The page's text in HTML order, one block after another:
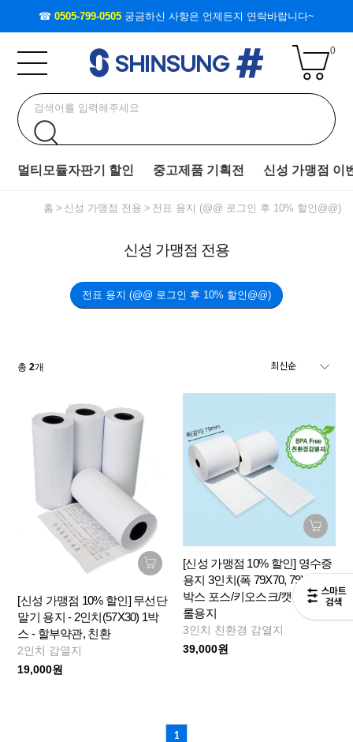
☎ 0505-799-0505 궁금하신 사항은 언제든지 연락바랍니다~
0
멀티모듈자판기 할인 중고제품 기획전 신성 가맹점 이
홈 신성 가맹점 전용 전표 용지 (@@ 로그인 후 10% 할인@@)
신성 가맹점 전용
전표 용지 (@@ 로그인 후 10% 할인@@)
총2개
[신성 가맹점 10% 할인] 무선단
말기 용지 - 2인치(57X30) 1박
스 - 할부약관, 친환
2인치 감열지
19,000원
[신성 가맹점 10% 할인] 영수증
용지 3인치(폭 79X70, 79X80) 1
박스 포스/키오스크/캣단말기
롤용지
3인치 친환경 감열지
39,000원
1